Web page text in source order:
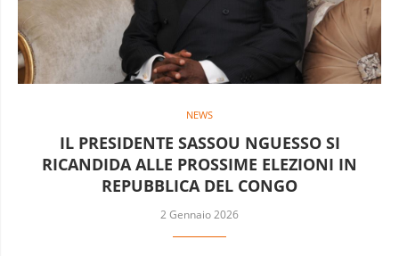
NEWS
IL PRESIDENTE SASSOU NGUESSO SI
RICANDIDA ALLE PROSSIME ELEZIONI IN
REPUBBLICA DEL CONGO
2 Gennaio 2026